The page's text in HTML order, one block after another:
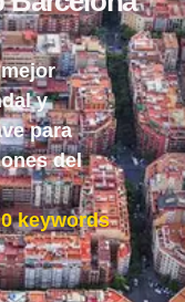
y
para
del
keywords